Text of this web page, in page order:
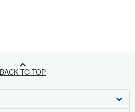
BACK TO TOP